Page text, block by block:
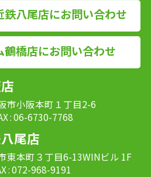
鉄八尾店にお問い合わせ
鶴橋店にお問い合わせ
市小阪本町１丁目2-6
: 06-6730-7768
尾店
東本町３丁目6-13WINビル 1F
: 072-968-9191